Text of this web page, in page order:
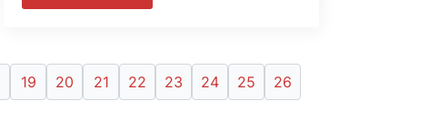
19 20 21 22 23 24 25 26